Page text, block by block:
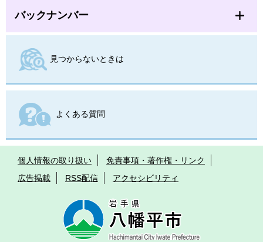
バックナンバー
見つからないときは
よくある質問
個人情報の取り扱い
免責事項・著作権・リンク
広告掲載
RSS配信 アクセシビリティ